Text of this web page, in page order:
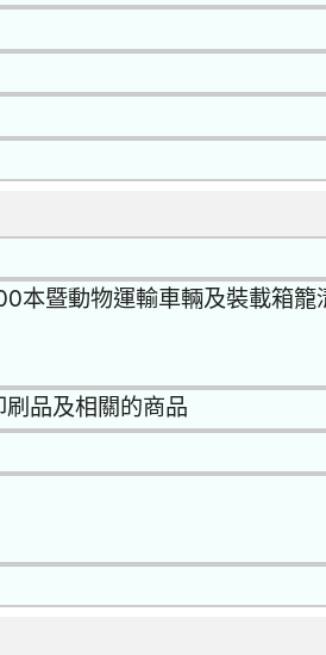
本暨動物運輸車輛及裝載箱籠
品及相關的商品